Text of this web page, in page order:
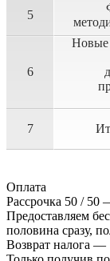
5
6
Новые
7
Оплата
Рассрочка 50 / 50
Предоставляем
половина сразу,
Возврат налога —